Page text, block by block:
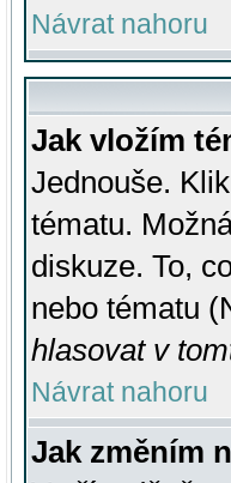
Návrat nahoru
Jak vložím
Jednouše.
tématu.
diskuze. To,
nebo tématu
hlasovat v
Návrat nahoru
Jak změním